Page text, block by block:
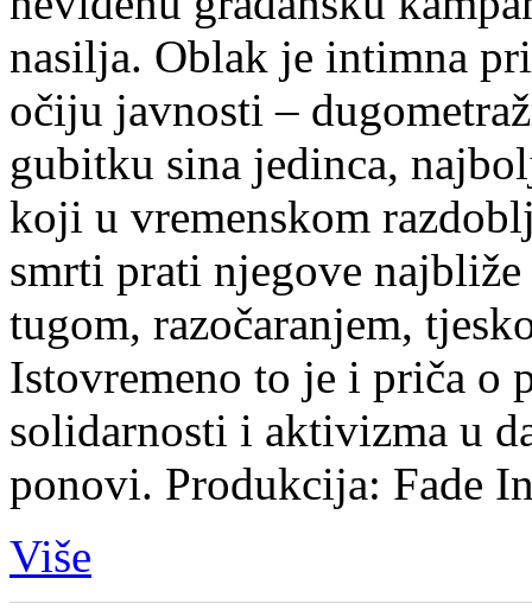
nasilja. Oblak je intimna
očiju javnosti –
gubitku sina jedinca,
koji u vremenskom
smrti prati njegove
tugom, razočaranjem,
Istovremeno to je i priča o
solidarnosti i aktivizma u
ponovi. Produkcija: Fade
Više